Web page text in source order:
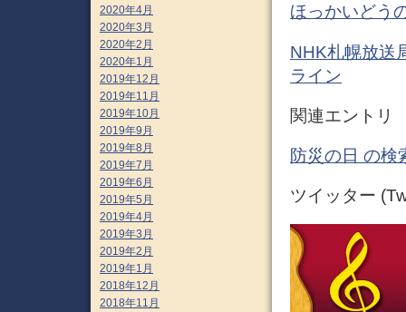
ほっかいどう
NHK札幌放送
ライン
関連エント
防災の日 の検
ツイッター
2020年4月
2020年3月
2020年2月
2020年1月
2019年12月
2019年11月
2019年10月
2019年9月
2019年8月
2019年7月
2019年6月
2019年5月
2019年4月
2019年3月
2019年2月
2019年1月
2018年12月
2018年11月